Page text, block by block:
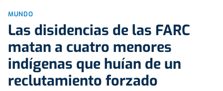
MUNDO
Las disidencias de las FARC
matan a cuatro menores
indígenas que huían de un
reclutamiento forzado